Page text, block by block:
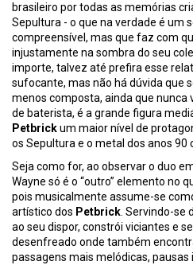
brasileiro por todas as memórias
Sepultura - o que na verdade é um
compreensível, mas que faz com
injustamente na sombra do seu
importe, talvez até prefira esse
sufocante, mas não há dúvida que
menos composta, ainda que nunca
de baterista, é a grande figura
Petbrickum maior nível de
os Sepultura e o metal dos anos 90
Seja como for, ao observar o duo
Wayne só é o “outro” elemento no
pois musicalmente assume-se
artístico dos Petbrick. Servindo-se
ao seu dispor, constrói viciantes e
desenfreado onde também
passagens mais melódicas, pausas